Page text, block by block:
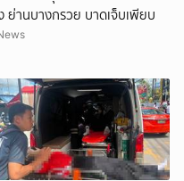
ย่านบางกรวย บาดเจ็บเพียบ